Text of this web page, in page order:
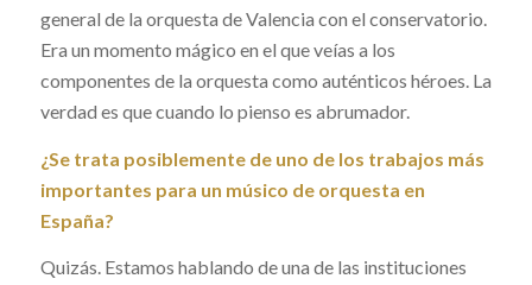
general de la orquesta de Valencia con el conservatorio.
Era un momento mágico en el que veías a los
componentes de la orquesta como auténticos héroes. La
verdad es que cuando lo pienso es abrumador.
¿Se trata posiblemente de uno de los trabajos más
importantes para un músico de orquesta en
España?
Quizás. Estamos hablando de una de las instituciones